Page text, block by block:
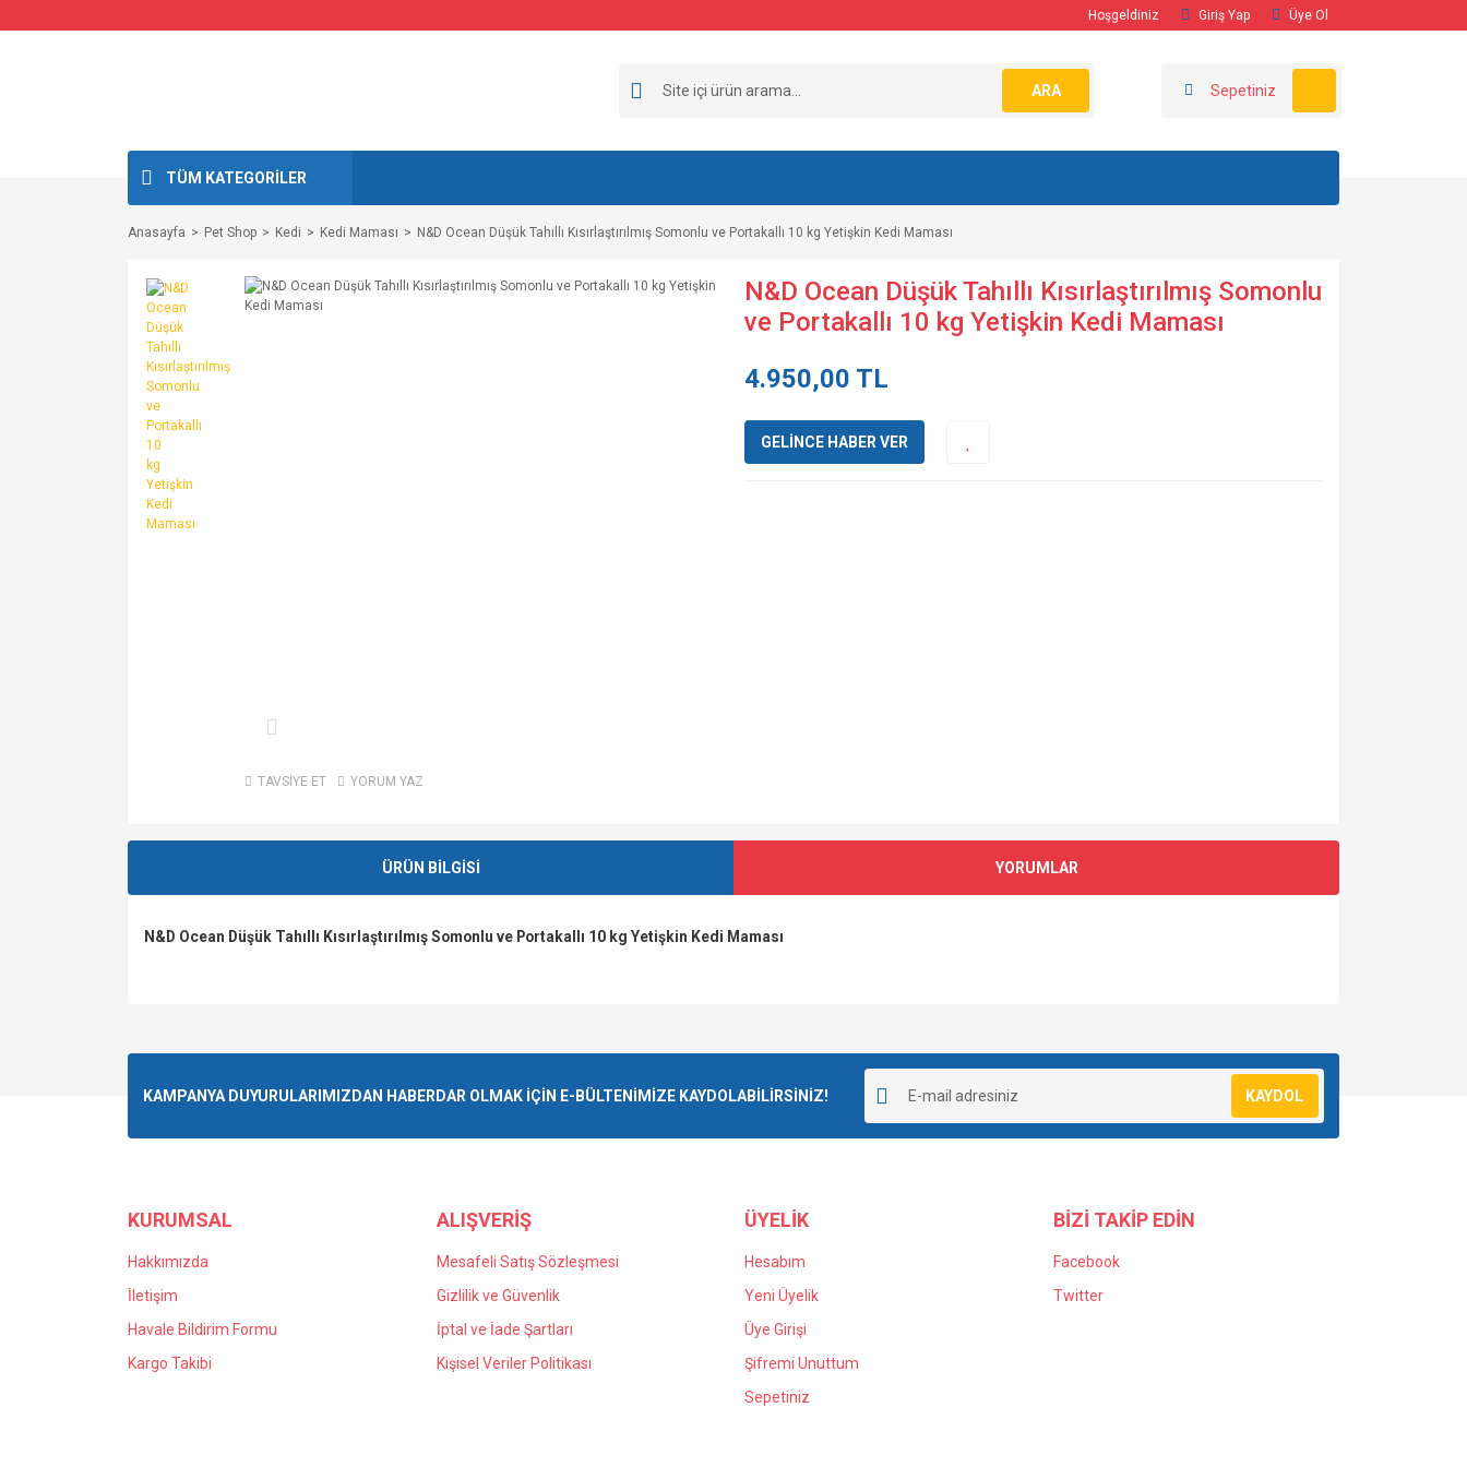
Hoşgeldiniz Giriş Yap Üye Ol
ARA Sepetiniz
TÜM KATEGORİLER
Anasayfa Pet Shop Kedi Kedi Maması N&D Ocean Düşük Tahıllı Kısırlaştırılmış Somonlu ve Portakallı 10 kg Yetişkin Kedi Maması
TAVSİYE ET YORUM YAZ
N&D Ocean Düşük Tahıllı Kısırlaştırılmış Somonlu
ve Portakallı 10 kg Yetişkin Kedi Maması
4.950,00 TL
GELİNCE HABER VER
ÜRÜN BİLGİSİ YORUMLAR
N&D Ocean Düşük Tahıllı Kısırlaştırılmış Somonlu ve Portakallı 10 kg Yetişkin Kedi Maması
KAMPANYA DUYURULARIMIZDAN HABERDAR OLMAK İÇİN E-BÜLTENİMİZE KAYDOLABİLİRSİNİZ! KAYDOL
KURUMSAL
Hakkımızda
İletişim
Havale Bildirim Formu
Kargo Takibi
ALIŞVERİŞ
Mesafeli Satış Sözleşmesi
Gizlilik ve Güvenlik
İptal ve İade Şartları
Kişisel Veriler Politikası
ÜYELİK
Hesabım
Yeni Üyelik
Üye Girişi
Şifremi Unuttum
Sepetiniz
BİZİ TAKİP EDİN
Facebook
Twitter